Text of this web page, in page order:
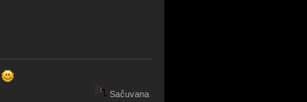
Sačuvana